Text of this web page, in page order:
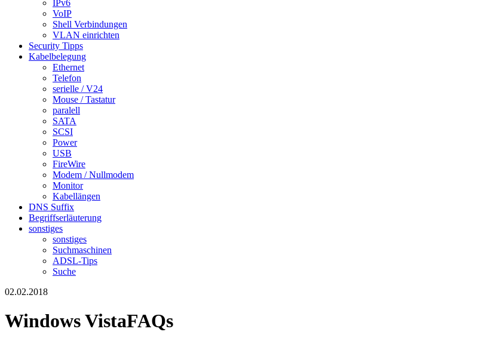
IPv6
VoIP
Shell Verbindungen
VLAN einrichten
Security Tipps
Kabelbelegung
Ethernet
Telefon
serielle / V24
Mouse / Tastatur
paralell
SATA
SCSI
Power
USB
FireWire
Modem / Nullmodem
Monitor
Kabellängen
DNS Suffix
Begriffserläuterung
sonstiges
sonstiges
Suchmaschinen
ADSL-Tips
Suche
02.02.2018
Windows VistaFAQs